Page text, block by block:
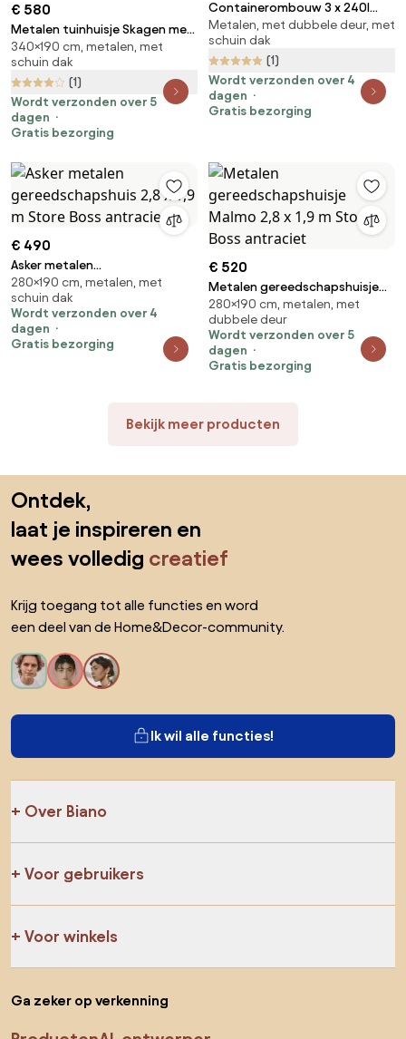
€ 580
Metalen tuinhuisje Skagen met
houtopslag 3.4 x 1.9 m Store
Boss antraciet
340×190 cm, metalen, met
schuin dak
(1)
Wordt verzonden over 5
dagen
Gratis bezorging
Containerombouw 3 x 240l
Hamilton Store Boss antraciet
Metalen, met dubbele deur, met
schuin dak
(1)
Wordt verzonden over 4
dagen
Gratis bezorging
€ 490
Asker metalen
gereedschapshuis 2,8 x 1,9 m
Store Boss antraciet
280×190 cm, metalen, met
schuin dak
Wordt verzonden over 4
dagen
Gratis bezorging
€ 520
Metalen gereedschapshuisje
Malmo 2,8 x 1,9 m Store Boss
antraciet
280×190 cm, metalen, met
dubbele deur
Wordt verzonden over 5
dagen
Gratis bezorging
Bekijk meer producten
Ontdek,
laat je inspireren en
wees volledig creatief
Krijg toegang tot alle functies en word
een deel van de Home&Decor-community.
Ik wil alle functies!
Over Biano
Voor gebruikers
Voor winkels
Ga zeker op verkenning